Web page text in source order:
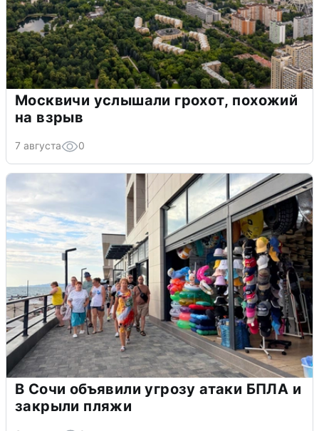
Москвичи услышали грохот, похожий
на взрыв
7 августа 0
В Сочи объявили угрозу атаки БПЛА и
закрыли пляжи